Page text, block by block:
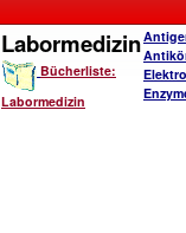
Labormedizin
Bücherliste:
Labormedizin